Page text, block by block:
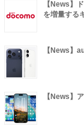
【News】
を増量する
【News】
【News】